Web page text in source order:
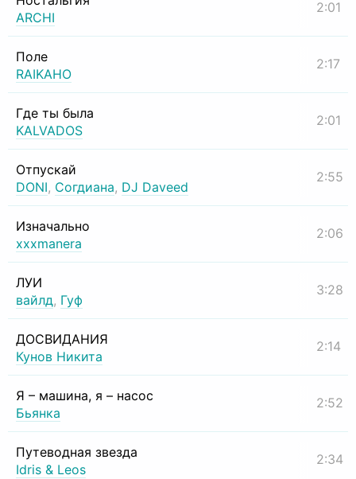
ARCHI
2:01
Поле
RAIKAHO
2:17
Где ты была
KALVADOS
2:01
Отпускай
DONI, Согдиана, DJ Daveed
2:55
Изначально
xxxmanera
2:06
ЛУИ
вайлд, Гуф
3:28
ДОСВИДАНИЯ
Кунов Никита
2:14
Я – машина, я – насос
Бьянка
2:52
Путеводная звезда
Idris & Leos
2:34